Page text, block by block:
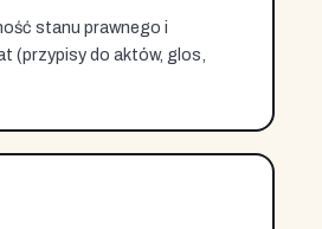
stanu prawnego i
(przypisy do aktów, glos,